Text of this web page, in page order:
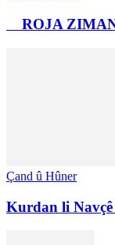
ROJA
Çand û Hûner
Kurdan li